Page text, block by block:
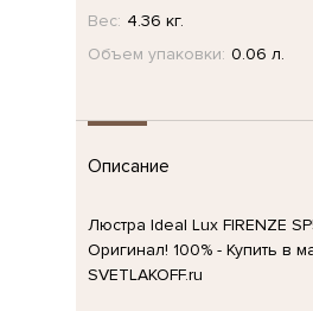
Вес: 4.36 кг.
Объем упаковки: 0.06 л.
Описание
Люстра Ideal Lux FIRENZE
Оригинал! 100% - Купить в
SVETLAKOFF.ru